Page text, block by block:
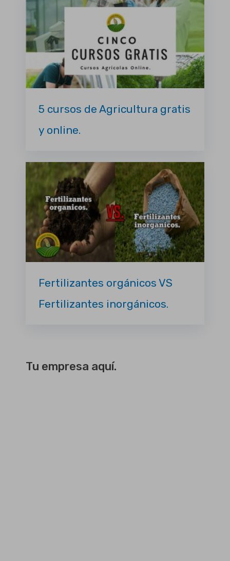
5 cursos de Agricultura gratis
y online.
Fertilizantes orgánicos VS
Fertilizantes inorgánicos.
Tu empresa aquí.